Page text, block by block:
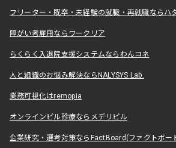
フリーター・既卒・未経験の就職・再就職ならハ
障がい者雇用ならワークリア
らくらく入退院支援システムならわんコネ
人と組織のお悩み解決ならNALYSYS Lab.
業務可視化はremopia
オンラインピル診療ならメデリピル
企業研究・選考対策ならFactBoard(ファクトボー